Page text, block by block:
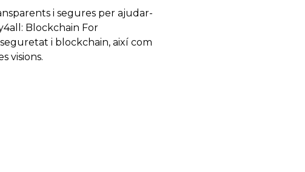
i segures per ajudar-
Blockchain For
i blockchain, així com
visions.